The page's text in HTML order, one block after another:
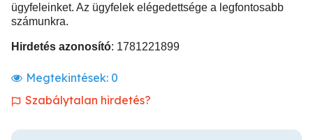
ügyfeleinket. Az ügyfelek elégedettsége a legfontosabb
számunkra.
Hirdetés azonosító: 1781221899
Megtekintések: 0
Szabálytalan hirdetés?